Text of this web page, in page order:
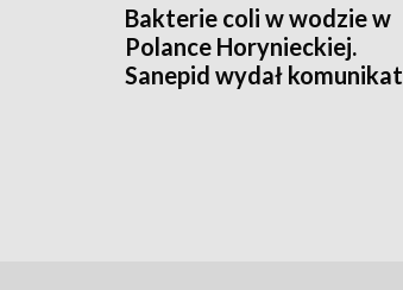
Bakterie coli w wodzie w
Polance Horynieckiej.
Sanepid wydał komunikat